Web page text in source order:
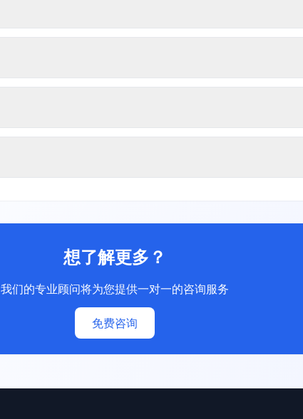
想了解更多？
我们的专业顾问将为您提供一对一的咨询服务
免费咨询